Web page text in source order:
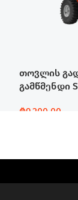
თოვლის
გამწმენდი
₾9,200.00